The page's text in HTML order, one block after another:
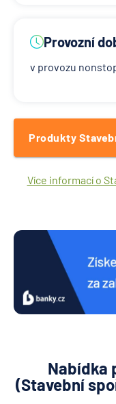
Provozní
v provozu
Produkty
Více informací o
Nabídka
(Stavební